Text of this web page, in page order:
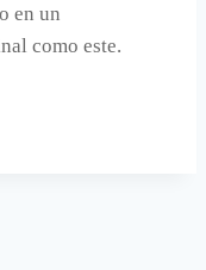
en un
como este.